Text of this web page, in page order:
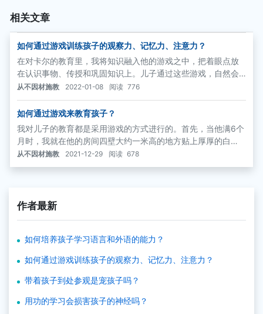
相关文章
如何通过游戏训练孩子的观察力、记忆力、注意力？
在对卡尔的教育里，我将知识融入他的游戏之中，把着眼点放
在认识事物、传授和巩固知识上。儿子通过这些游戏，自然会
加深对事物的认识和了解，并且巩固这方面的知识。像“哪儿错
了？”“什么动物吃什么？”等等就属于这种情况。
从不因材施教 2022-01-08 阅读 776
如何通过游戏来教育孩子？
我对儿子的教育都是采用游戏的方式进行的。首先，当他满6个
月时，我就在他的房间四壁大约一米高的地方贴上厚厚的白
纸，白纸上贴上用红纸剪下的文字和数字。在白纸的另一块地
方，有秩序地贴上简单的单词，如：猫、狗、老鼠、肥猪、兔
从不因材施教 2021-12-29 阅读 678
作者最新
如何培养孩子学习语言和外语的能力？
如何通过游戏训练孩子的观察力、记忆力、注意力？
带着孩子到处参观是宠孩子吗？
用功的学习会损害孩子的神经吗？